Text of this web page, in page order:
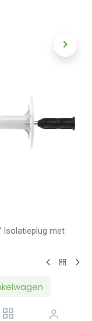
Isolatieplug met
/